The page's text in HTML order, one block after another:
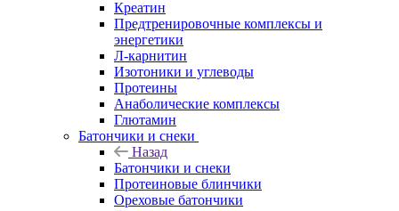
Креатин
Предтренировочные комплексы и
энергетики
Л-карнитин
Изотоники и углеводы
Протеины
Анаболические комплексы
Глютамин
Батончики и снеки
Назад
Батончики и снеки
Протеиновые блинчики
Ореховые батончики